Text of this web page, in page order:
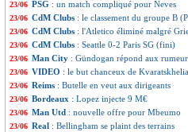
23/06 PSG : un match compliqué pour Neves
23/06 CdM Clubs : le classement du groupe B
23/06 CdM Clubs : l'Atletico éliminé malgré
23/06 CdM Clubs : Seattle 0-2 Paris SG (fini)
23/06 Man City : Gündogan répond aux
23/06 VIDEO : le but chanceux de
23/06 Reims : Butelle en veut aux dirigeants
23/06 Bordeaux : Lopez injecte 9 M€
23/06 Man Utd : nouvelle offre pour Mbeumo
23/06 Real : Bellingham se plaint des terrains